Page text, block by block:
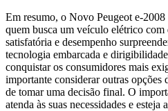
Em resumo, o Novo Peugeot e-2008
quem busca um veículo elétrico
satisfatória e desempenho
tecnologia embarcada e
conquistar os consumidores mais
importante considerar outras opções
de tomar uma decisão final. O
atenda às suas necessidades e